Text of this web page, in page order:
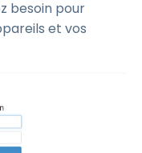
besoin pour
et vos